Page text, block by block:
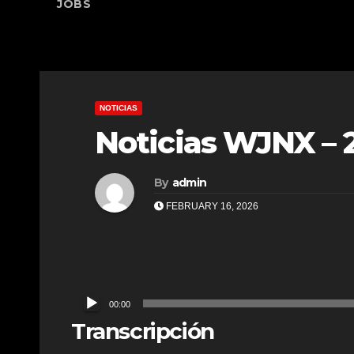
JOBS
NOTICIAS
Noticias WJNX –
By admin
FEBRUARY 16, 2026
Audio
Player
00:00
Transcripción